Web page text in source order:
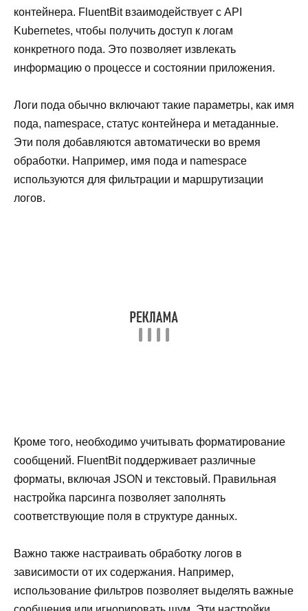
контейнера. FluentBit взаимодействует с API
Kubernetes, чтобы получить доступ к логам
конкретного пода. Это позволяет извлекать
информацию о процессе и состоянии приложения.
Логи пода обычно включают такие параметры, как имя
пода, namespace, статус контейнера и метаданные.
Эти поля добавляются автоматически во время
обработки. Например, имя пода и namespace
используются для фильтрации и маршрутизации
логов.
Кроме того, необходимо учитывать форматирование
сообщений. FluentBit поддерживает различные
форматы, включая JSON и текстовый. Правильная
настройка парсинга позволяет заполнять
соответствующие поля в структуре данных.
Важно также настраивать обработку логов в
зависимости от их содержания. Например,
использование фильтров позволяет выделять важные